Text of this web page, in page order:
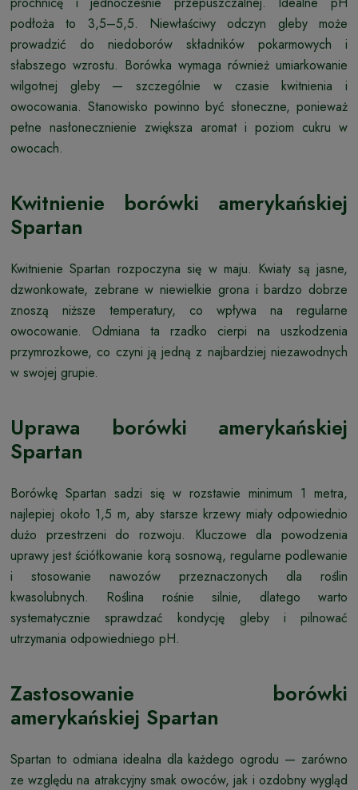
podłoża to 3,5–5,5. Niewłaściwy odczyn gleby może
prowadzić do niedoborów składników pokarmowych i
słabszego wzrostu. Borówka wymaga również umiarkowanie
wilgotnej gleby — szczególnie w czasie kwitnienia i
owocowania. Stanowisko powinno być słoneczne, ponieważ
pełne nasłonecznienie zwiększa aromat i poziom cukru w
owocach.
Kwitnienie borówki amerykańskiej
Spartan
Kwitnienie Spartan rozpoczyna się w maju. Kwiaty są jasne,
dzwonkowate, zebrane w niewielkie grona i bardzo dobrze
znoszą niższe temperatury, co wpływa na regularne
owocowanie. Odmiana ta rzadko cierpi na uszkodzenia
przymrozkowe, co czyni ją jedną z najbardziej niezawodnych
w swojej grupie.
Uprawa borówki amerykańskiej
Spartan
Borówkę Spartan sadzi się w rozstawie minimum 1 metra,
najlepiej około 1,5 m, aby starsze krzewy miały odpowiednio
dużo przestrzeni do rozwoju. Kluczowe dla powodzenia
uprawy jest ściółkowanie korą sosnową, regularne podlewanie
i stosowanie nawozów przeznaczonych dla roślin
kwasolubnych. Roślina rośnie silnie, dlatego warto
systematycznie sprawdzać kondycję gleby i pilnować
utrzymania odpowiedniego pH.
Zastosowanie borówki
amerykańskiej Spartan
Spartan to odmiana idealna dla każdego ogrodu — zarówno
ze względu na atrakcyjny smak owoców, jak i ozdobny wygląd